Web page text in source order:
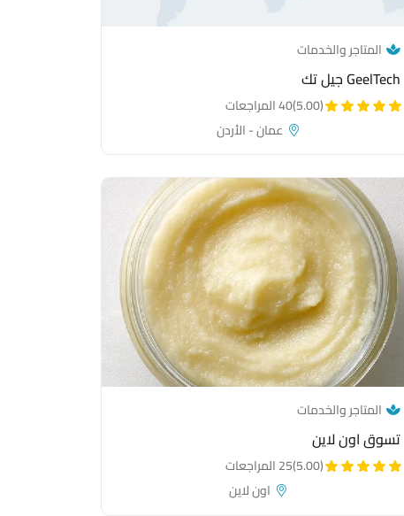
المتاجر والخدمات— category link
GeelTech جيل تك
(5.00)
40 المراجعات
عمان - الأردن
المتاجر والخدمات— category link
تسوق اون لاين
(5.00)
25 المراجعات
اون لاين